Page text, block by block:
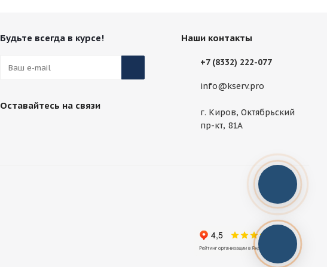
Будьте всегда в курсе!
Оставайтесь на связи
Наши контакты
+7 (8332) 222-077
info@kserv.pro
г. Киров, Октябрьский
пр-кт, 81А